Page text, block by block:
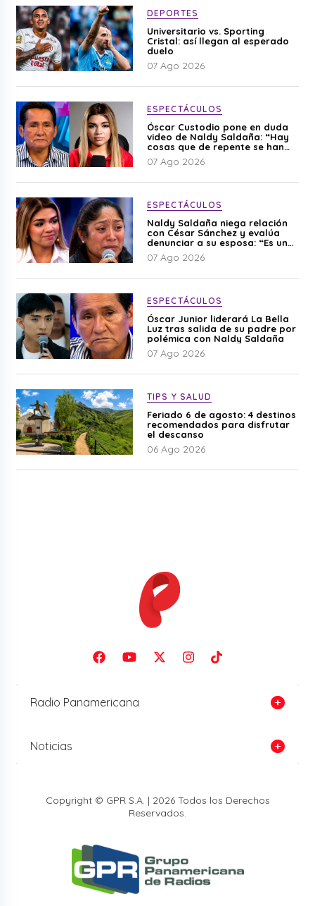
DEPORTES
Universitario vs. Sporting
Cristal: así llegan al esperado
duelo
07 Ago 2026
ESPECTÁCULOS
Óscar Custodio pone en duda
video de Naldy Saldaña: “Hay
cosas que de repente se han
editado”
07 Ago 2026
ESPECTÁCULOS
Naldy Saldaña niega relación
con César Sánchez y evalúa
denunciar a su esposa: “Es una
difamación”
07 Ago 2026
ESPECTÁCULOS
Óscar Junior liderará La Bella
Luz tras salida de su padre por
polémica con Naldy Saldaña
07 Ago 2026
TIPS Y SALUD
Feriado 6 de agosto: 4 destinos
recomendados para disfrutar
el descanso
06 Ago 2026
Radio Panamericana
Noticias
Copyright © GPR S.A. | 2026 Todos los Derechos
Reservados.